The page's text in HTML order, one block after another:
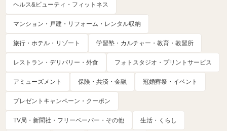
ヘルス&ビューティ・フィットネス
マンション・戸建・リフォーム・レンタル収納
旅行・ホテル・リゾート 学習塾・カルチャー・教育・教習所
レストラン・デリバリー・外食 フォトスタジオ・プリントサービス
アミューズメント 保険・共済・金融 冠婚葬祭・イベント
プレゼントキャンペーン・クーポン
TV局・新聞社・フリーペーパー・その他 生活・くらし